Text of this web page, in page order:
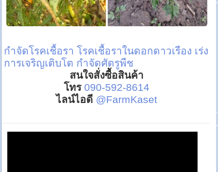
กำจัดโรคเชื้อรา โรคเชื้อราในดอกดาวเรือง เร่ง
การเจริญเติบโต กำจัดศัตรูพืช
สนใจสั่งซื้อสินค้า
โทร 090-592-8614
ไลน์ไอดี @FarmKaset